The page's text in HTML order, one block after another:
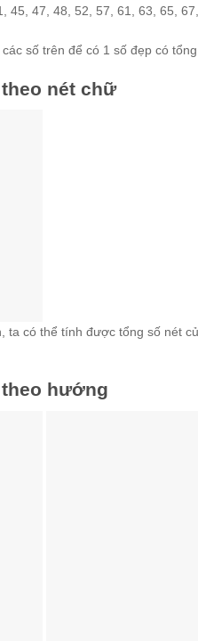
45, 47, 48, 52, 57, 61, 63, 65,
số trên để có 1 số đẹp có
nét chữ
ta có thể tính được tổng số nét
hướng